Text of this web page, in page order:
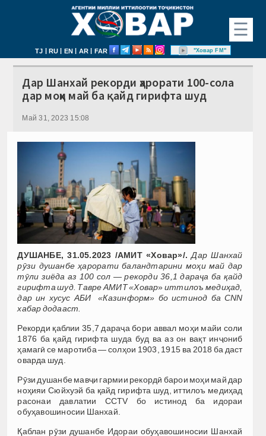
☰
TJ | RU | EN | AR | FAR "Ховар FM"
Дар Шанхай рекорди ҳарорати 100-сола
дар моҳи май ба қайд гирифта шуд
Май 31, 2023 15:08
ДУШАНБЕ, 31.05.2023 /АМИТ «Ховар»/. Дар Шанхай
рӯзи душанбе ҳарорати баландтарини моҳи май дар
тӯли зиёда аз 100 сол — рекорди 36,1 дараҷа ба қайд
гирифта шуд. Тавре АМИТ «Ховар»иттилоъ медиҳад,
дар ин хусус АБИ «Казинформ» бо истинод ба CNN
хабар додааст.
Рекорди қаблии 35,7 дараҷа бори аввал моҳи майи соли
1876 ба қайд гирифта шуда буд ва аз он вақт инҷониб
ҳамагӣ се маротиба — солҳои 1903, 1915 ва 2018 ба даст
оварда шуд.
Рӯзи душанбе мавҷи гармии рекордӣ барои моҳи май дар
ноҳияи Сюйхуэй ба қайд гирифта шуд, иттилоъ медиҳад
расонаи давлатии CCTV бо истинод ба идораи
обуҳавошиносии Шанхай.
Қаблан рӯзи душанбе Идораи обуҳавошиносии Шанхай